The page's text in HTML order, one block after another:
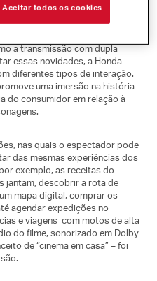
a transmissão com dupla
essas novidades, a Honda
diferentes tipos de interação.
uma imersão na história
do consumidor em relação à
nas quais o espectador pode
das mesmas experiências dos
exemplo, as receitas do
descobrir a rota de
mapa digital, comprar os
agendar expedições no
e viagens com motos de alta
do filme, sonorizado em Dolby
de “cinema em casa” – foi
Aceitar todos os cookies